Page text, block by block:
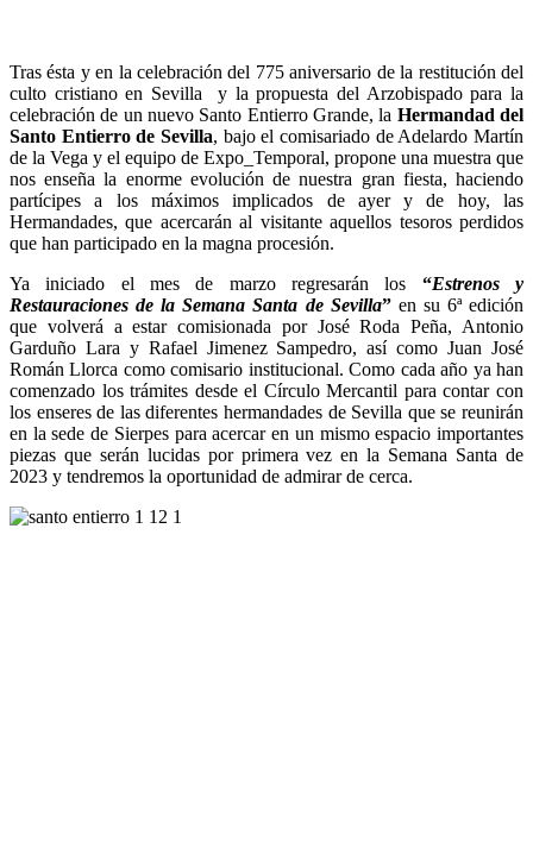
Tras ésta y en la celebración del 775 aniversario de la restitución del
culto cristiano en Sevilla y la propuesta del Arzobispado para la
celebración de un nuevo Santo Entierro Grande, la Hermandad del
Santo Entierro de Sevilla, bajo el comisariado de Adelardo Martín
de la Vega y el equipo de Expo_Temporal, propone una muestra que
nos enseña la enorme evolución de nuestra gran fiesta, haciendo
partícipes a los máximos implicados de ayer y de hoy, las
Hermandades, que acercarán al visitante aquellos tesoros perdidos
que han participado en la magna procesión.
Ya iniciado el mes de marzo regresarán los “Estrenos y
Restauraciones de la Semana Santa de Sevilla”en su 6ª edición
que volverá a estar comisionada por José Roda Peña, Antonio
Garduño Lara y Rafael Jimenez Sampedro, así como Juan José
Román Llorca como comisario institucional. Como cada año ya han
comenzado los trámites desde el Círculo Mercantil para contar con
los enseres de las diferentes hermandades de Sevilla que se reunirán
en la sede de Sierpes para acercar en un mismo espacio importantes
piezas que serán lucidas por primera vez en la Semana Santa de
2023 y tendremos la oportunidad de admirar de cerca.